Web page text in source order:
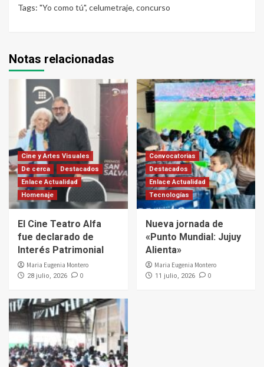
Tags: "Yo como tú", celumetraje, concurso
Notas relacionadas
Cine y Artes Visuales
De cerca
Destacados
Enlace Actualidad
Homenaje
El Cine Teatro Alfa
fue declarado de
Interés Patrimonial
Maria Eugenia Montero
28 julio, 2026 0
Convocatorias
Destacados
Enlace Actualidad
Tecnologías
Nueva jornada de
«Punto Mundial: Jujuy
Alienta»
Maria Eugenia Montero
11 julio, 2026 0